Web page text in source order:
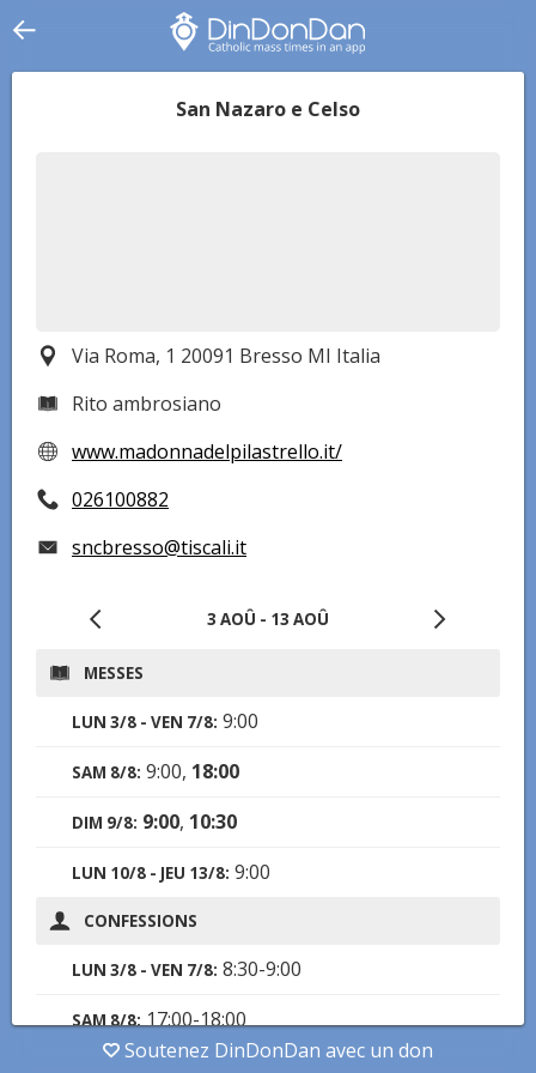
San Nazaro e Celso
Via Roma, 1 20091 Bresso MI Italia
Rito ambrosiano
www.madonnadelpilastrello.it/
026100882
sncbresso@tiscali.it
3 AOÛ - 13 AOÛ
MESSES
LUN 3/8 - VEN 7/8: 9:00
SAM 8/8: 9:00, 18:00
DIM 9/8: 9:00, 10:30
LUN 10/8 - JEU 13/8: 9:00
CONFESSIONS
LUN 3/8 - VEN 7/8: 8:30-9:00
SAM 8/8: 17:00-18:00
Soutenez DinDonDan avec un don